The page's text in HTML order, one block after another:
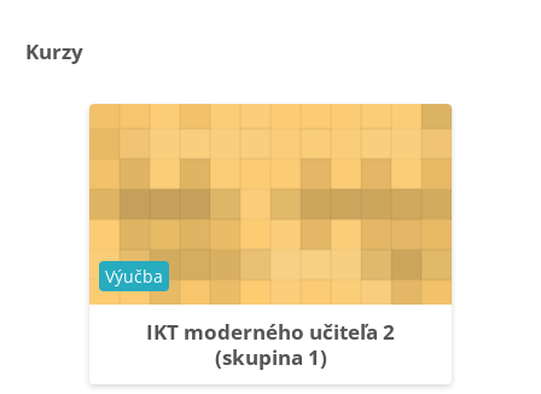
Kurzy
IKT moderného učiteľa 2
(skupina 1)
Kategória kurzu
Výučba